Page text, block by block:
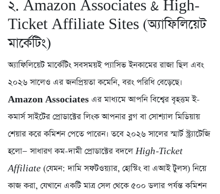
২. Amazon Associates & High-
Ticket Affiliate Sites (অ্যাফিলিয়েট
মার্কেটিং)
অ্যাফিলিয়েট মার্কেটিং সবসময়ই প্যাসিভ ইনকামের রাজা ছিল এবং
২০২৬ সালেও এর জনপ্রিয়তা কমেনি, বরং পরিধি বেড়েছে।
Amazon Associates এর মাধ্যমে আপনি বিশ্বের বৃহত্তম ই-
কমার্স সাইটের প্রোডাক্টের লিংক আপনার ব্লগ বা সোশ্যাল মিডিয়ায়
শেয়ার করে কমিশন পেতে পারেন। তবে ২০২৬ সালের স্মার্ট স্ট্র্যাটেজি
হলো— সাধারণ কম-দামী প্রোডাক্টের বদলেHigh-Ticket
Affiliate (যেমন: দামি সফটওয়্যার, হোস্টিং বা এআই টুলস) নিয়ে
কাজ করা, যেখানে একটি মাত্র সেল থেকে ৫০০ ডলার পর্যন্ত কমিশন